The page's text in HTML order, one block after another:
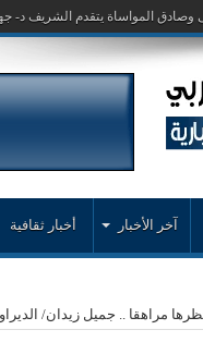
آخر الأخبار أخبار ثقافية
مراهقا .. جميل زيدان/